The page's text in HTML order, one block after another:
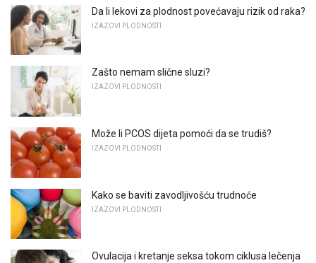
Da li lekovi za plodnost povećavaju rizik od raka?
IZAZOVI PLODNOSTI
Zašto nemam slične sluzi?
IZAZOVI PLODNOSTI
Može li PCOS dijeta pomoći da se trudiš?
IZAZOVI PLODNOSTI
Kako se baviti zavodljivošću trudnoće
IZAZOVI PLODNOSTI
Ovulacija i kretanje seksa tokom ciklusa lečenja